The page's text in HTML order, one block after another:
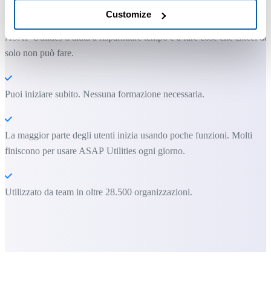
Customize
Risparmia tempo in Excel. Così semplice.
ASAP Utilities ti aiuta a risparmiare tempo e a fare cose che Excel da
solo non può fare.
Puoi iniziare subito. Nessuna formazione necessaria.
La maggior parte degli utenti inizia usando poche funzioni. Molti
finiscono per usare ASAP Utilities ogni giorno.
Utilizzato da team in oltre 28.500 organizzazioni.